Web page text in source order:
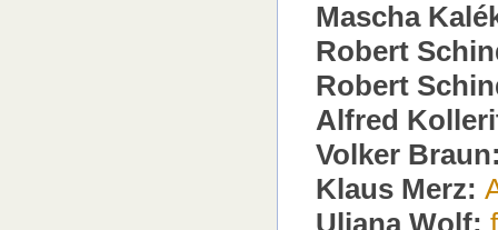
Mascha
Robert
Robert
Alfred
Volker
Klaus Merz:
Uljana Wolf: